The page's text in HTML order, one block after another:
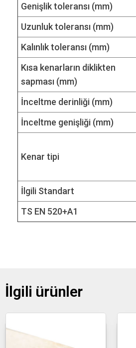
Genişlik toleransı (mm)
Uzunluk toleransı (mm)
Kalınlık toleransı (mm)
Kısa kenarların diklikten
sapması (mm)
İnceltme derinliği (mm)
İnceltme genişliği (mm)
Kenar tipi
İlgili Standart
TS EN 520+A1
İlgili ürünler